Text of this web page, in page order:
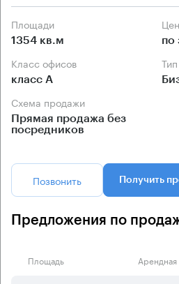
Площади
1354 кв.м по
Класс офисов
класс А
Схема продажи
Прямая продажа без
посредников
Позвонить Получить
Предложения по
Площадь Арендная